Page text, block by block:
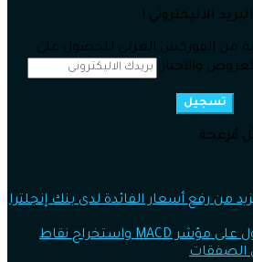
الاليكتروني !
من الفوركس العربي للحصول على
والاخبار
تسجيل
مُزعجة
من رفع أسعار الفائدة لدى بنك إنجلترا
التداول على مؤشر MACD واستخراج نقاط
الصفقات